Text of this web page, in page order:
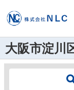
大阪市淀川